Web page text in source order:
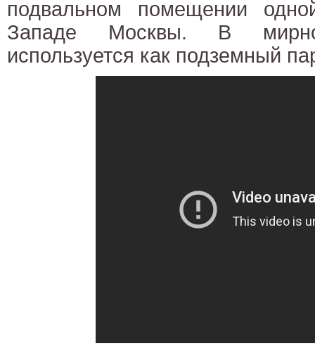
подвальном помещении
Западе Москвы. В
используется как подземный